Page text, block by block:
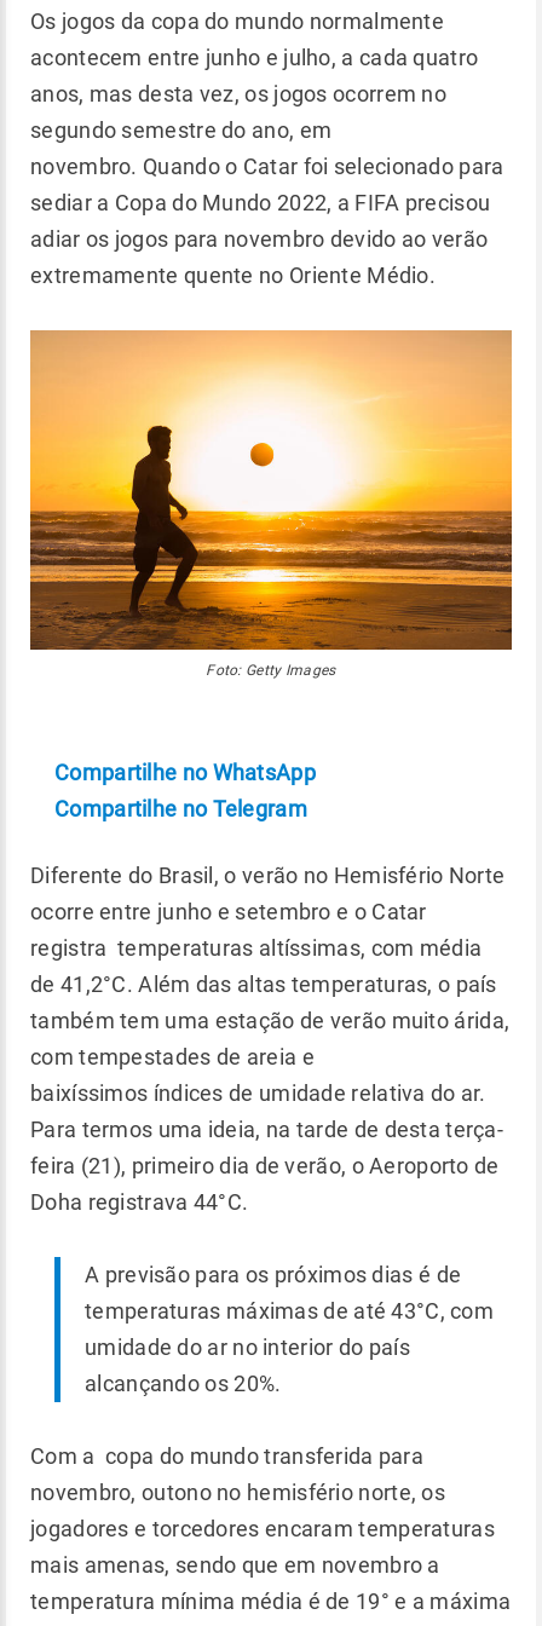
Os jogos da copa do mundo normalmente
acontecem entre junho e julho, a cada quatro
anos, mas desta vez, os jogos ocorrem no
segundo semestre do ano, em
novembro. Quando o Catar foi selecionado para
sediar a Copa do Mundo 2022, a FIFA precisou
adiar os jogos para novembro devido ao verão
extremamente quente no Oriente Médio.
Foto: Getty Images
Compartilhe no WhatsApp
Compartilhe no Telegram
Diferente do Brasil, o verão no Hemisfério Norte
ocorre entre junho e setembro e o Catar
registra temperaturas altíssimas, com média
de 41,2°C. Além das altas temperaturas, o país
também tem uma estação de verão muito árida,
com tempestades de areia e
baixíssimos índices de umidade relativa do ar.
Para termos uma ideia, na tarde de desta terça-
feira (21), primeiro dia de verão, o Aeroporto de
Doha registrava 44°C.
A previsão para os próximos dias é de
temperaturas máximas de até 43°C, com
umidade do ar no interior do país
alcançando os 20%.
Com a copa do mundo transferida para
novembro, outono no hemisfério norte, os
jogadores e torcedores encaram temperaturas
mais amenas, sendo que em novembro a
temperatura mínima média é de 19° e a máxima